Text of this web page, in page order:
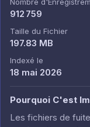
912 759
Taille du Fichier
197.83 MB
Indexé le
18 mai 2026
Pourquoi C'est
Les fichiers de